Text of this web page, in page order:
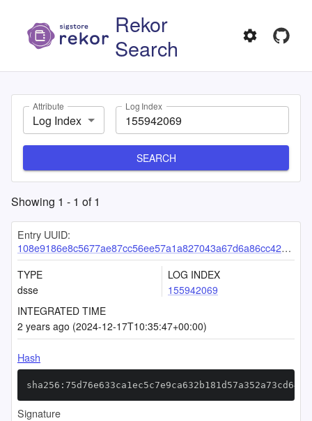
Rekor
Search
Attribute
Log Index
Log Index
SEARCH
Showing 1 - 1 of1
Entry UUID:
108e9186e8c5677ae87cc56ee57a1a827043a67d6a86cc42a9c9e70dae8f1156fd818ccfadcf52de
TYPE
dsse
LOG INDEX
155942069
INTEGRATED TIME
2 years ago (2024-12-17T10:35:47+00:00)
Hash
Signature